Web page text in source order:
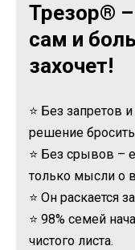
Трезор®
сам и
захочет!
⭐ Без запретов
решение бросить
⭐ Без срывов –
только мысли о
⭐ Он раскается
⭐ 98% семей
чистого листа.